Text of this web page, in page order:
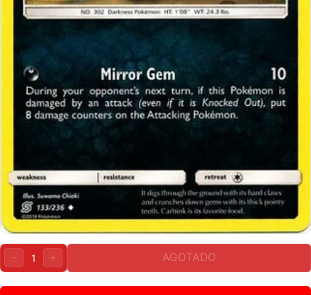
Cantidad:
DISMINUIRAUMENTAR AGOTADO